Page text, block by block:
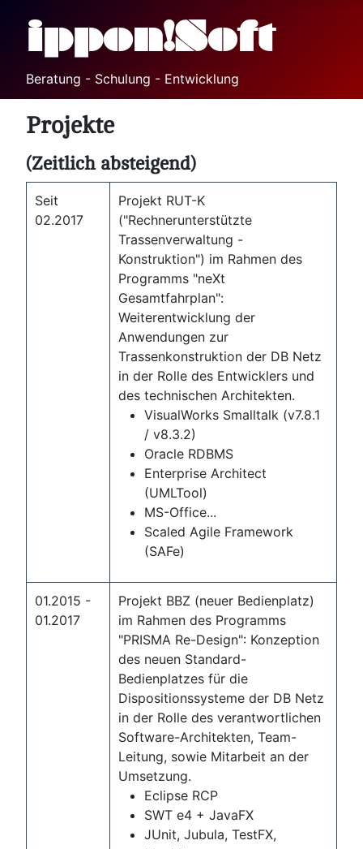
ippon!Soft
Beratung - Schulung - Entwicklung
Projekte
(Zeitlich absteigend)
Seit
02.2017
Projekt RUT-K
("Rechnerunterstützte
Trassenverwaltung -
Konstruktion") im Rahmen des
Programms "neXt
Gesamtfahrplan":
Weiterentwicklung der
Anwendungen zur
Trassenkonstruktion der DB Netz
in der Rolle des Entwicklers und
des technischen Architekten.
VisualWorks Smalltalk (v7.8.1
/ v8.3.2)
Oracle RDBMS
Enterprise Architect
(UMLTool)
MS-Office...
Scaled Agile Framework
(SAFe)
01.2015 -
01.2017
Projekt BBZ (neuer Bedienplatz)
im Rahmen des Programms
"PRISMA Re-Design": Konzeption
des neuen Standard-
Bedienplatzes für die
Dispositionssysteme der DB Netz
in der Rolle des verantwortlichen
Software-Architekten, Team-
Leitung, sowie Mitarbeit an der
Umsetzung.
Eclipse RCP
SWT e4 + JavaFX
JUnit, Jubula, TestFX,